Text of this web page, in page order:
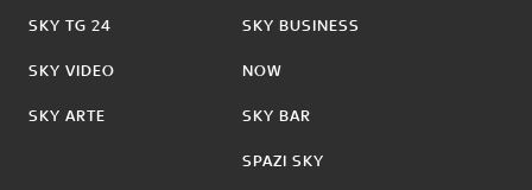
SKY TG 24
SKY VIDEO
SKY ARTE
SKY BUSINESS
NOW
SKY BAR
SPAZI SKY